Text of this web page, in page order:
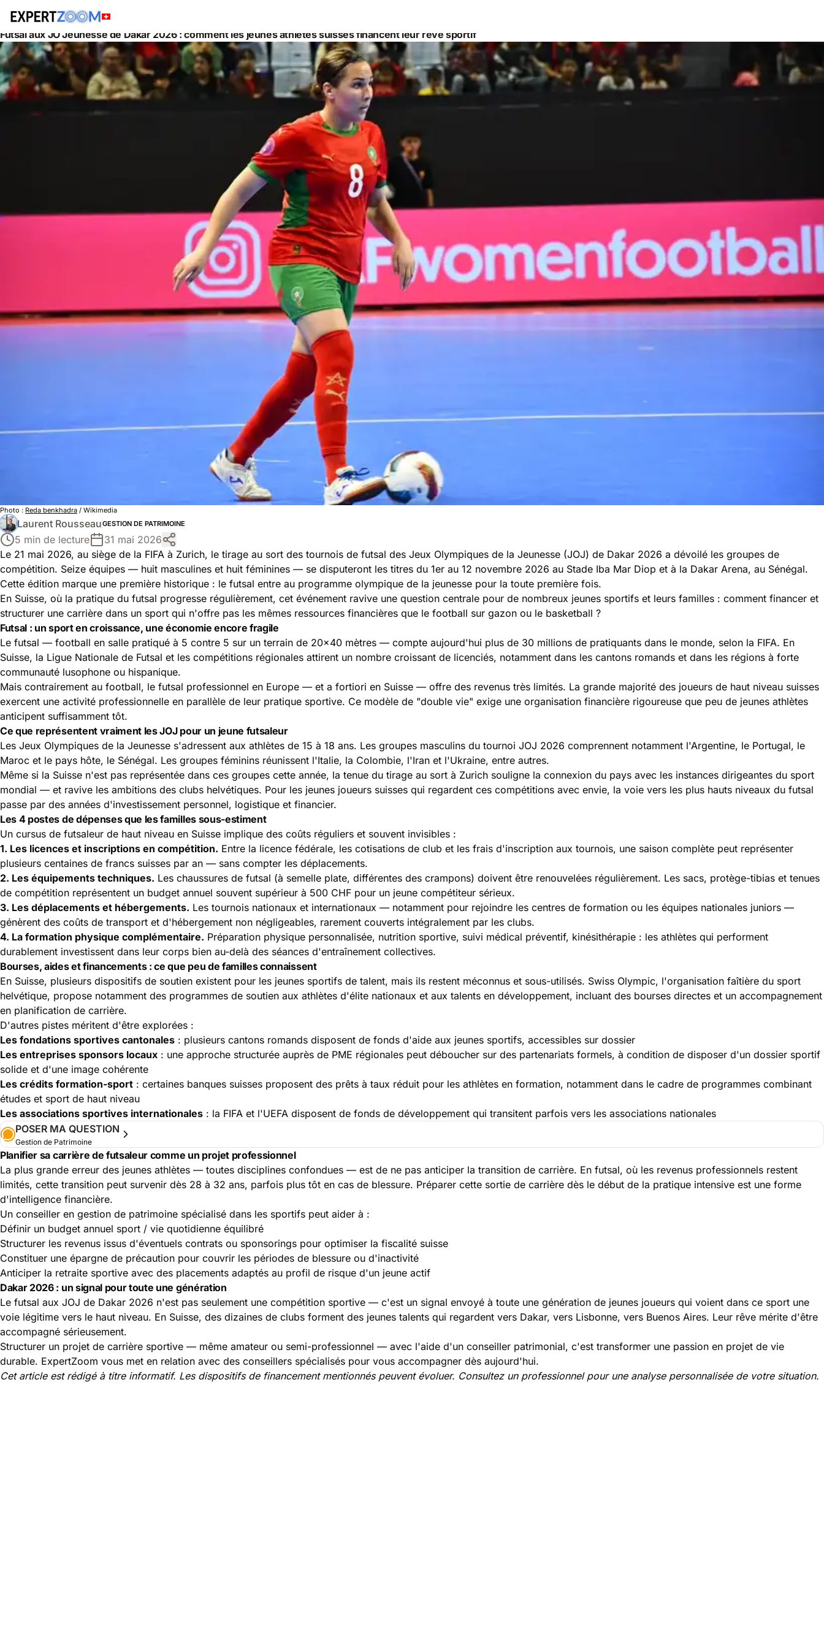
Actualités Gestion de Patrimoine
Futsal aux JO Jeunesse de Dakar 2026 : comment les jeunes athlètes suisses financent leur rêve sportif
Photo : Reda benkhadra / Wikimedia
Laurent RousseauGESTION DE PATRIMOINE
5 min de lecture
31 mai 2026
Le 21 mai 2026, au siège de la FIFA à Zurich, le tirage au sort des tournois de futsal des Jeux Olympiques de la Jeunesse (JOJ) de Dakar 2026 a dévoilé les groupes de
compétition. Seize équipes — huit masculines et huit féminines — se disputeront les titres du 1er au 12 novembre 2026 au Stade Iba Mar Diop et à la Dakar Arena, au Sénégal.
Cette édition marque une première historique : le futsal entre au programme olympique de la jeunesse pour la toute première fois.
En Suisse, où la pratique du futsal progresse régulièrement, cet événement ravive une question centrale pour de nombreux jeunes sportifs et leurs familles : comment financer et
structurer une carrière dans un sport qui n'offre pas les mêmes ressources financières que le football sur gazon ou le basketball ?
Futsal : un sport en croissance, une économie encore fragile
Le futsal — football en salle pratiqué à 5 contre 5 sur un terrain de 20x40 mètres — compte aujourd'hui plus de 30 millions de pratiquants dans le monde, selon la FIFA. En
Suisse, la Ligue Nationale de Futsal et les compétitions régionales attirent un nombre croissant de licenciés, notamment dans les cantons romands et dans les régions à forte
communauté lusophone ou hispanique.
Mais contrairement au football, le futsal professionnel en Europe — et a fortiori en Suisse — offre des revenus très limités. La grande majorité des joueurs de haut niveau suisses
exercent une activité professionnelle en parallèle de leur pratique sportive. Ce modèle de "double vie" exige une organisation financière rigoureuse que peu de jeunes athlètes
anticipent suffisamment tôt.
Ce que représentent vraiment les JOJ pour un jeune futsaleur
Les Jeux Olympiques de la Jeunesse s'adressent aux athlètes de 15 à 18 ans. Les groupes masculins du tournoi JOJ 2026 comprennent notamment l'Argentine, le Portugal, le
Maroc et le pays hôte, le Sénégal. Les groupes féminins réunissent l'Italie, la Colombie, l'Iran et l'Ukraine, entre autres.
Même si la Suisse n'est pas représentée dans ces groupes cette année, la tenue du tirage au sort à Zurich souligne la connexion du pays avec les instances dirigeantes du sport
mondial — et ravive les ambitions des clubs helvétiques. Pour les jeunes joueurs suisses qui regardent ces compétitions avec envie, la voie vers les plus hauts niveaux du futsal
passe par des années d'investissement personnel, logistique et financier.
Les 4 postes de dépenses que les familles sous-estiment
Un cursus de futsaleur de haut niveau en Suisse implique des coûts réguliers et souvent invisibles :
1. Les licences et inscriptions en compétition. Entre la licence fédérale, les cotisations de club et les frais d'inscription aux tournois, une saison complète peut représenter
plusieurs centaines de francs suisses par an — sans compter les déplacements.
2. Les équipements techniques. Les chaussures de futsal (à semelle plate, différentes des crampons) doivent être renouvelées régulièrement. Les sacs, protège-tibias et tenues
de compétition représentent un budget annuel souvent supérieur à 500 CHF pour un jeune compétiteur sérieux.
3. Les déplacements et hébergements. Les tournois nationaux et internationaux — notamment pour rejoindre les centres de formation ou les équipes nationales juniors —
génèrent des coûts de transport et d'hébergement non négligeables, rarement couverts intégralement par les clubs.
4. La formation physique complémentaire. Préparation physique personnalisée, nutrition sportive, suivi médical préventif, kinésithérapie : les athlètes qui performent
durablement investissent dans leur corps bien au-delà des séances d'entraînement collectives.
Bourses, aides et financements : ce que peu de familles connaissent
En Suisse, plusieurs dispositifs de soutien existent pour les jeunes sportifs de talent, mais ils restent méconnus et sous-utilisés. Swiss Olympic, l'organisation faîtière du sport
helvétique, propose notamment des programmes de soutien aux athlètes d'élite nationaux et aux talents en développement, incluant des bourses directes et un accompagnement
en planification de carrière.
D'autres pistes méritent d'être explorées :
Les fondations sportives cantonales : plusieurs cantons romands disposent de fonds d'aide aux jeunes sportifs, accessibles sur dossier
Les entreprises sponsors locaux : une approche structurée auprès de PME régionales peut déboucher sur des partenariats formels, à condition de disposer d'un dossier sportif
solide et d'une image cohérente
Les crédits formation-sport : certaines banques suisses proposent des prêts à taux réduit pour les athlètes en formation, notamment dans le cadre de programmes combinant
études et sport de haut niveau
Les associations sportives internationales : la FIFA et l'UEFA disposent de fonds de développement qui transitent parfois vers les associations nationales
POSER MA QUESTION
Gestion de Patrimoine
Planifier sa carrière de futsaleur comme un projet professionnel
La plus grande erreur des jeunes athlètes — toutes disciplines confondues — est de ne pas anticiper la transition de carrière. En futsal, où les revenus professionnels restent
limités, cette transition peut survenir dès 28 à 32 ans, parfois plus tôt en cas de blessure. Préparer cette sortie de carrière dès le début de la pratique intensive est une forme
d'intelligence financière.
Un conseiller en gestion de patrimoine spécialisé dans les sportifs peut aider à :
Définir un budget annuel sport / vie quotidienne équilibré
Structurer les revenus issus d'éventuels contrats ou sponsorings pour optimiser la fiscalité suisse
Constituer une épargne de précaution pour couvrir les périodes de blessure ou d'inactivité
Anticiper la retraite sportive avec des placements adaptés au profil de risque d'un jeune actif
Dakar 2026 : un signal pour toute une génération
Le futsal aux JOJ de Dakar 2026 n'est pas seulement une compétition sportive — c'est un signal envoyé à toute une génération de jeunes joueurs qui voient dans ce sport une
voie légitime vers le haut niveau. En Suisse, des dizaines de clubs forment des jeunes talents qui regardent vers Dakar, vers Lisbonne, vers Buenos Aires. Leur rêve mérite d'être
accompagné sérieusement.
Structurer un projet de carrière sportive — même amateur ou semi-professionnel — avec l'aide d'un conseiller patrimonial, c'est transformer une passion en projet de vie
durable. ExpertZoom vous met en relation avec des conseillers spécialisés pour vous accompagner dès aujourd'hui.
Cet article est rédigé à titre informatif. Les dispositifs de financement mentionnés peuvent évoluer. Consultez un professionnel pour une analyse personnalisée de votre situation.